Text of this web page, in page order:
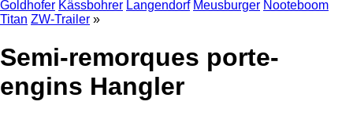
Goldhofer Kässbohrer Langendorf Meusburger Nooteboom
Titan ZW-Trailer »
Semi-remorques porte-
engins Hangler